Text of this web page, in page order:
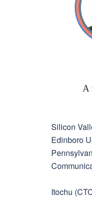
Silicon
Edinboro
Itochu